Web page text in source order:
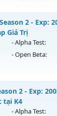
https://
Mở máy chủ
vào
Webzen
2 - Exp:
Giá Trị
- Alpha Test:
- Open Beta:
Cuốc Không
- Mở máy chủ
2 - Exp:
tại K4
- Alpha Test: